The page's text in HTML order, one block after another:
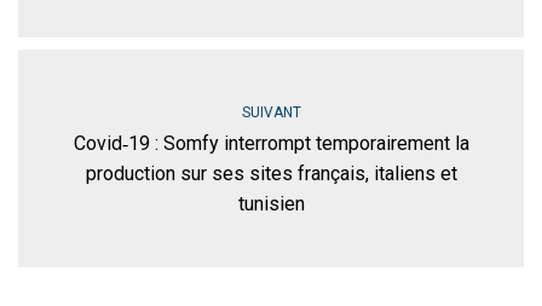
SUIVANT
Covid‐19 : Somfy interrompt temporairement la
production sur ses sites français, italiens et
tunisien